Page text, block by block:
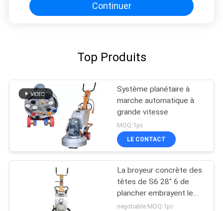
Continuer
Top Produits
Système planétaire à
marche automatique à
grande vitesse
MOQ:1pc
LE CONTACT
La broyeur concrète des
têtes de S6 28" 6 de
plancher embrayent le
système
negotiable MOQ:1pc